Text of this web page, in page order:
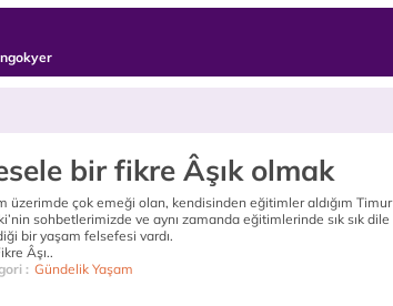
bir fikre Âşık olmak
üzerimde çok emeği olan, kendisinden eğitimler aldığım Timur
sohbetlerimizde ve aynı zamanda eğitimlerinde sık sık dile
bir yaşam felsefesi vardı.
Âşı..
: Gündelik Yaşam